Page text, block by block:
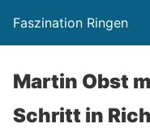
Faszination Ringen
Martin Obst
Schritt in